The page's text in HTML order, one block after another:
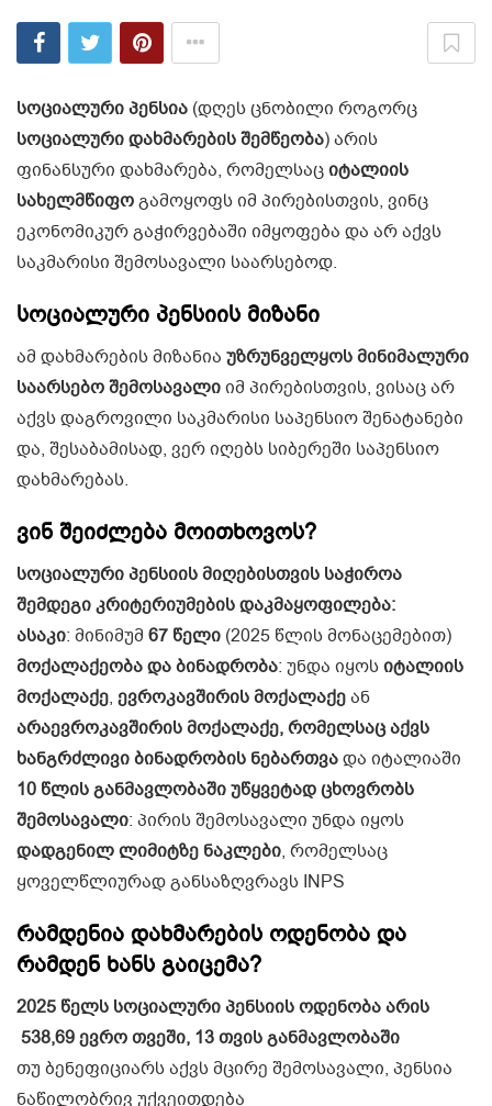
სოციალური პენსია (დღეს ცნობილი როგორც
სოციალური დახმარების შემწეობა) არის
ფინანსური დახმარება, რომელსაციტალიის
სახელმწიფოგამოყოფს იმ პირებისთვის, ვინც
ეკონომიკურ გაჭირვებაში იმყოფება და არ აქვს
საკმარისი შემოსავალი საარსებოდ.
სოციალური პენსიის მიზანი
ამ დახმარების მიზანია უზრუნველყოს მინიმალური
საარსებო შემოსავალიიმ პირებისთვის, ვისაც არ
აქვს დაგროვილი საკმარისი საპენსიო შენატანები
და, შესაბამისად, ვერ იღებს სიბერეში საპენსიო
დახმარებას.
ვინ შეიძლება მოითხოვოს?
სოციალური პენსიის მიღებისთვის საჭიროა
შემდეგი კრიტერიუმების დაკმაყოფილება:
ასაკი: მინიმუმ 67 წელი (2025 წლის მონაცემებით)
მოქალაქეობა და ბინადრობა: უნდა იყოსიტალიის
მოქალაქე, ევროკავშირის მოქალაქეან
არაევროკავშირის მოქალაქე, რომელსაც აქვს
ხანგრძლივი ბინადრობის ნებართვადა იტალიაში
10 წლის განმავლობაში უწყვეტად ცხოვრობს
შემოსავალი: პირის შემოსავალი უნდა იყოს
დადგენილ ლიმიტზე ნაკლები, რომელსაც
ყოველწლიურად განსაზღვრავს INPS
რამდენია დახმარების ოდენობა და
რამდენ ხანს გაიცემა?
2025 წელს სოციალური პენსიის ოდენობა არის
538,69ევრო თვეში, 13 თვის განმავლობაში
თუ ბენეფიციარს აქვს მცირე შემოსავალი, პენსია
ნაწილობრივ უქვეითდება